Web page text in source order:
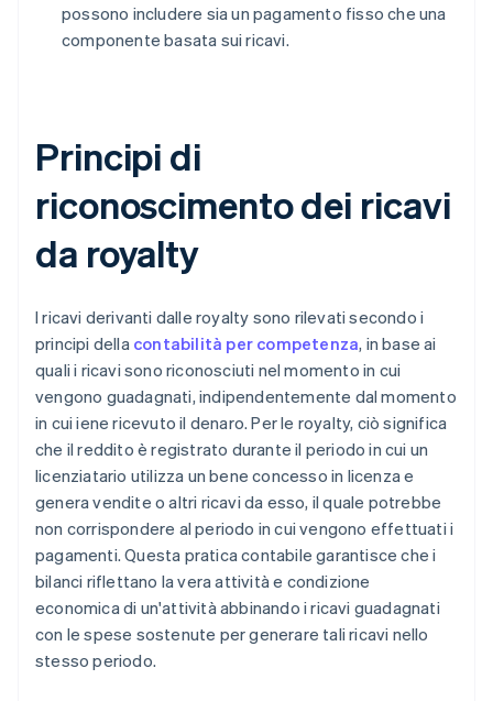
possono includere sia un pagamento fisso che una
componente basata sui ricavi.
Principi di
riconoscimento dei ricavi
da royalty
I ricavi derivanti dalle royalty sono rilevati secondo i
principi della contabilità per competenza, in base ai
quali i ricavi sono riconosciuti nel momento in cui
vengono guadagnati, indipendentemente dal momento
in cui iene ricevuto il denaro. Per le royalty, ciò significa
che il reddito è registrato durante il periodo in cui un
licenziatario utilizza un bene concesso in licenza e
genera vendite o altri ricavi da esso, il quale potrebbe
non corrispondere al periodo in cui vengono effettuati i
pagamenti. Questa pratica contabile garantisce che i
bilanci riflettano la vera attività e condizione
economica di un'attività abbinando i ricavi guadagnati
con le spese sostenute per generare tali ricavi nello
stesso periodo.